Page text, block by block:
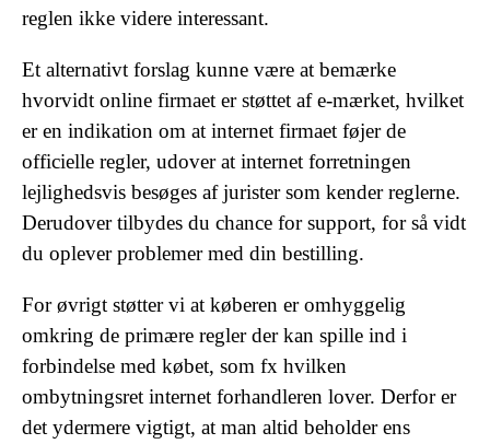
reglen ikke videre interessant.
Et alternativt forslag kunne være at bemærke
hvorvidt online firmaet er støttet af e-mærket, hvilket
er en indikation om at internet firmaet føjer de
officielle regler, udover at internet forretningen
lejlighedsvis besøges af jurister som kender reglerne.
Derudover tilbydes du chance for support, for så vidt
du oplever problemer med din bestilling.
For øvrigt støtter vi at køberen er omhyggelig
omkring de primære regler der kan spille ind i
forbindelse med købet, som fx hvilken
ombytningsret internet forhandleren lover. Derfor er
det ydermere vigtigt, at man altid beholder ens